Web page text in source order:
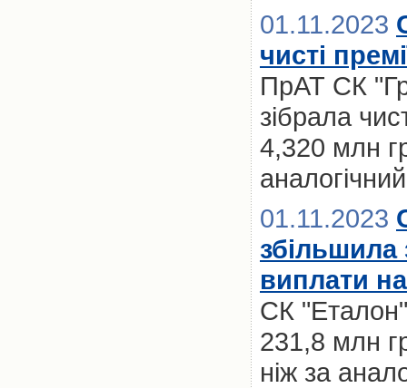
01.11.2023
чисті
ПрАТ СК
зібрала
4,320 млн
01.11.2023
збільшила
виплати
СК "Еталон"
231,8 млн
ніж за